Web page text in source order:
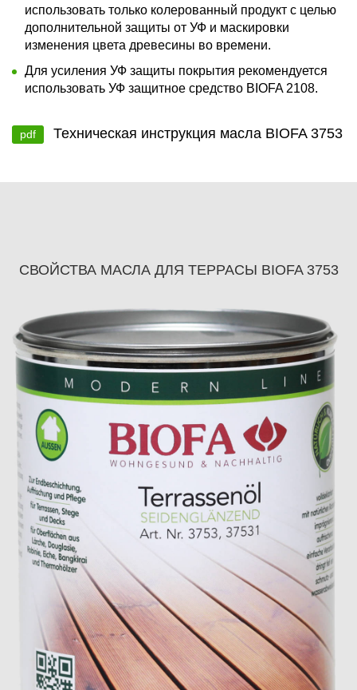
использовать только колерованный продукт с целью
дополнительной защиты от УФ и маскировки
изменения цвета древесины во времени.
Для усиления УФ защиты покрытия рекомендуется
использовать УФ защитное средство BIOFA 2108.
pdf Техническая инструкция масла BIOFA 3753
СВОЙСТВА МАСЛА ДЛЯ ТЕРРАСЫ BIOFA 3753